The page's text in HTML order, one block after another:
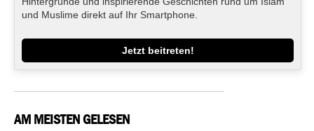
und Muslime direkt auf Ihr Smartphone.
Jetzt beitreten!
AM MEISTEN GELESEN